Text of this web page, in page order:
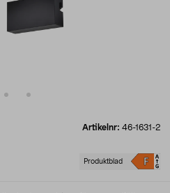
Artikelnr: 46-1631-2
Produktblad